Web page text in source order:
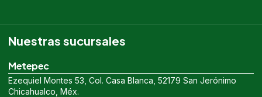
Nuestras sucursales
Metepec
Ezequiel Montes 53, Col. Casa Blanca, 52179 San Jerónimo
Chicahualco, Méx.